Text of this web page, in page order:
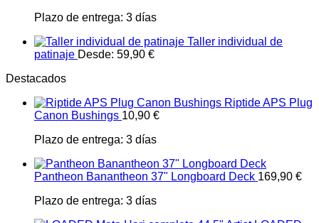
Plazo de entrega: 3 días
Taller individual de
patinaje Desde: 59,90 €
Destacados
Riptide APS Plug
Canon Bushings 10,90 €
Plazo de entrega: 3 días
Pantheon Banantheon 37" Longboard Deck 169,90 €
Plazo de entrega: 3 días